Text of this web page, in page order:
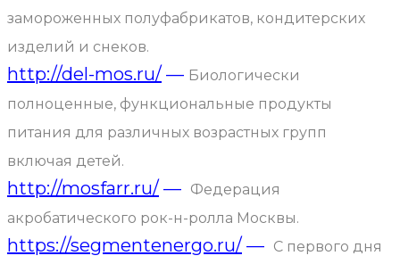
замороженных полуфабрикатов, кондитерских
изделий и снеков.
http://del-mos.ru/ — Биологически
полноценные, функциональные продукты
питания для различных возрастных групп
включая детей.
http://mosfarr.ru/ — Федерация
акробатического рок-н-ролла Москвы.
https://segmentenergo.ru/ — С первого дня